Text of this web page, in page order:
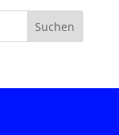
Suchen